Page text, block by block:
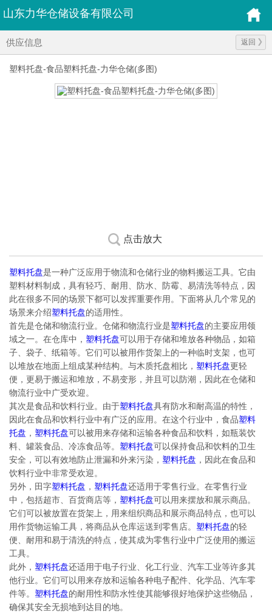
山东力华仓储设备有限公司
供应信息 返回
塑料托盘-食品塑料托盘-力华仓储(多图)
点击放大
塑料托盘是一种广泛应用于物流和仓储行业的物料搬运工具。它由
塑料材料制成，具有轻巧、耐用、防水、防霉、易清洗等特点，因
此在很多不同的场景下都可以发挥重要作用。下面将从几个常见的
场景来介绍塑料托盘的适用性。
首先是仓储和物流行业。仓储和物流行业是塑料托盘的主要应用领
域之一。在仓库中， 塑料托盘可以用于存储和堆放各种物品，如箱
子、袋子、纸箱等。它们可以被用作货架上的一种临时支架，也可
以堆放在地面上组成某种结构。与木质托盘相比， 塑料托盘更轻
便，更易于搬运和堆放，不易变形，并且可以防潮，因此在仓储和
物流行业中广受欢迎。
其次是食品和饮料行业。由于塑料托盘具有防水和耐高温的特性，
因此在食品和饮料行业中有广泛的应用。在这个行业中，食品塑料
托盘 ， 塑料托盘可以被用来存储和运输各种食品和饮料，如瓶装饮
料、罐装食品、冷冻食品等。 塑料托盘可以保持食品和饮料的卫生
安全，可以有效地防止泄漏和外来污染， 塑料托盘 ，因此在食品和
饮料行业中非常受欢迎。
另外，田字塑料托盘 ， 塑料托盘还适用于零售行业。在零售行业
中，包括超市、百货商店等， 塑料托盘可以用来摆放和展示商品。
它们可以被放置在货架上，用来组织商品和展示商品特点，也可以
用作货物运输工具，将商品从仓库运送到零售店。 塑料托盘的轻
便、耐用和易于清洗的特点，使其成为零售行业中广泛使用的搬运
工具。
此外， 塑料托盘还适用于电子行业、化工行业、汽车工业等许多其
他行业。它们可以用来存放和运输各种电子配件、化学品、汽车零
件等。 塑料托盘的耐用性和防水性使其能够很好地保护这些物品，
确保其安全无损地到达目的地。